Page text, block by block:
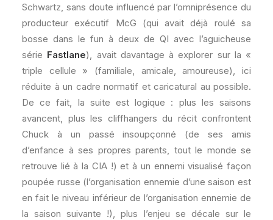
Schwartz, sans doute influencé par l’omniprésence du
producteur exécutif McG (qui avait déjà roulé sa
bosse dans le fun à deux de QI avec l’aguicheuse
série Fastlane), avait davantage à explorer sur la «
triple cellule » (familiale, amicale, amoureuse), ici
réduite à un cadre normatif et caricatural au possible.
De ce fait, la suite est logique : plus les saisons
avancent, plus les cliffhangers du récit confrontent
Chuck à un passé insoupçonné (de ses amis
d’enfance à ses propres parents, tout le monde se
retrouve lié à la CIA !) et à un ennemi visualisé façon
poupée russe (l’organisation ennemie d’une saison est
en fait le niveau inférieur de l’organisation ennemie de
la saison suivante !), plus l’enjeu se décale sur le